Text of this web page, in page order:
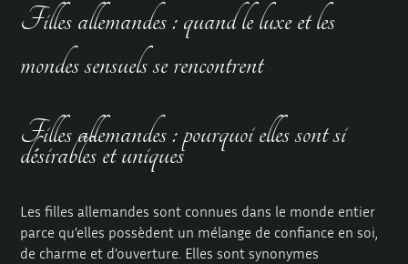
Filles allemandes : quand le luxe et les
mondes sensuels se rencontrent
Filles allemandes : pourquoi elles sont si
désirables et uniques
Les filles allemandes sont connues dans le monde entier
parce qu’elles possèdent un mélange de confiance en soi,
de charme et d’ouverture. Elles sont synonymes